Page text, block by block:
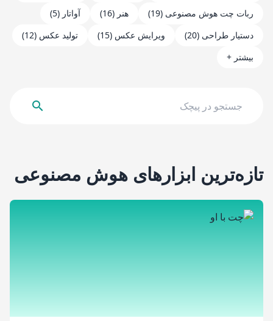
ربات چت هوش مصنوعی (19)
هنر (16)
آواتار (5)
دستیار طراحی (20)
ویرایش عکس (15)
تولید عکس (12)
بیشتر +
تازه‌ترین ابزارهای هوش مصنوعی